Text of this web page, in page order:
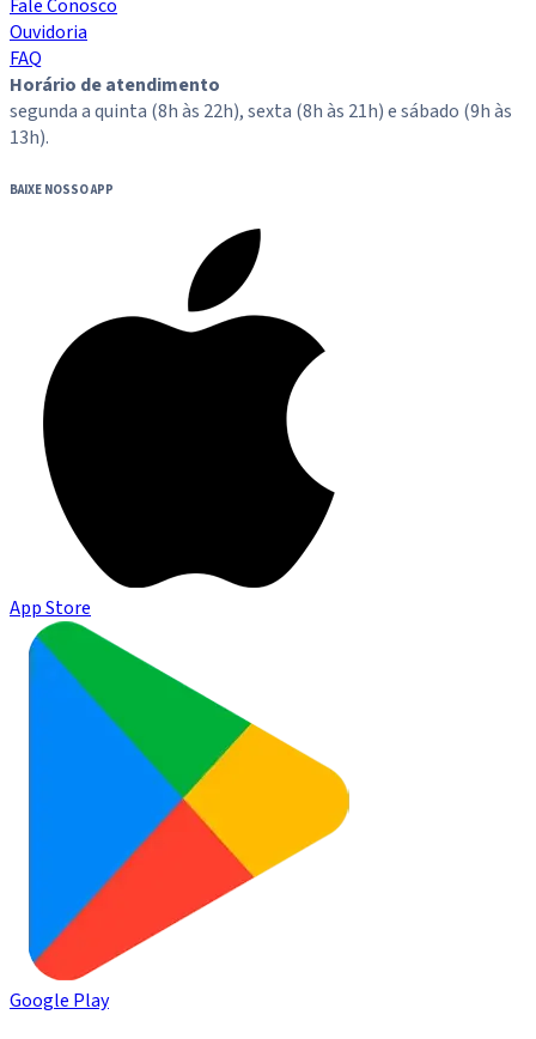
Fale Conosco
Ouvidoria
FAQ
Horário de atendimento
segunda a quinta (8h às 22h), sexta (8h às 21h) e sábado (9h às
13h).
BAIXE NOSSO APP
App Store
Google Play